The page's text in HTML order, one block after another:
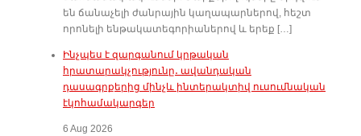
են ճանաչելի ժանրային կաղապարներով, հեշտ
որոնելի ենթակատեգորիաներով և երեք […]
Ինչպես է զարգանում կրթական
հրատարակչությունը․ ավանդական
դասագրքերից մինչև ինտերակտիվ ուսումնական
էկոհամակարգեր
6 Aug 2026